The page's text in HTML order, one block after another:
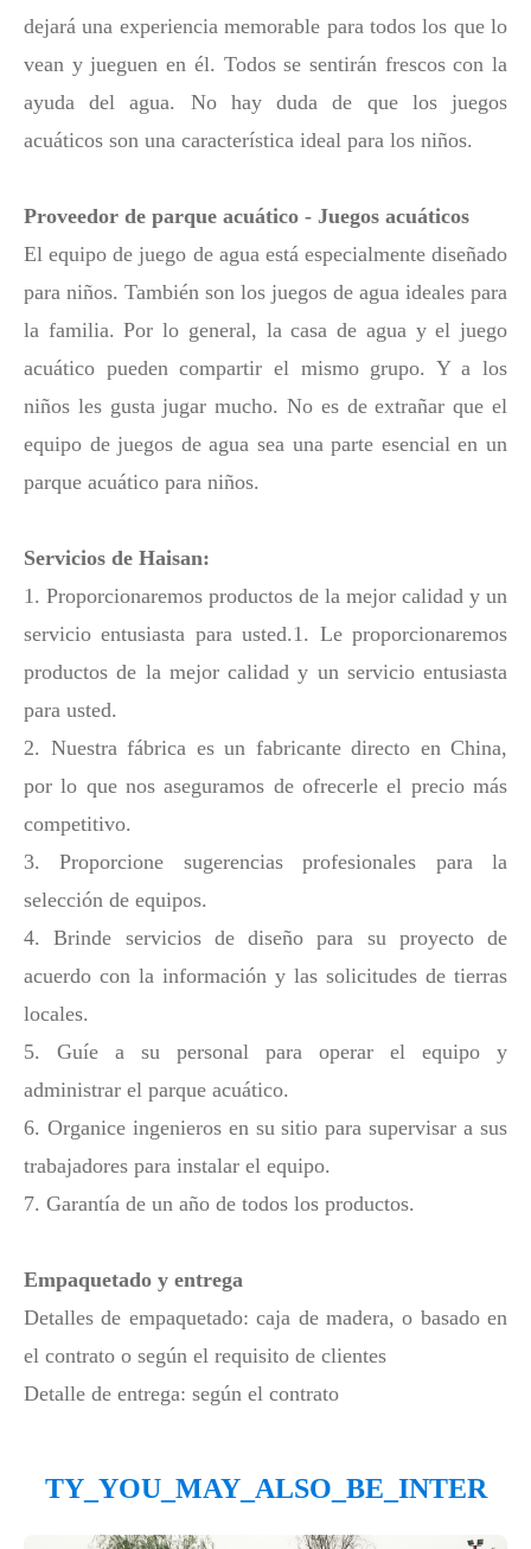
dejará una experiencia memorable para todos los que lo
vean y jueguen en él. Todos se sentirán frescos con la
ayuda del agua. No hay duda de que los juegos
acuáticos son una característica ideal para los niños.
Proveedor de parque acuático - Juegos acuáticos
El equipo de juego de agua está especialmente diseñado
para niños. También son los juegos de agua ideales para
la familia. Por lo general, la casa de agua y el juego
acuático pueden compartir el mismo grupo. Y a los
niños les gusta jugar mucho. No es de extrañar que el
equipo de juegos de agua sea una parte esencial en un
parque acuático para niños.
Servicios de Haisan:
1. Proporcionaremos productos de la mejor calidad y un
servicio entusiasta para usted.1. Le proporcionaremos
productos de la mejor calidad y un servicio entusiasta
para usted.
2. Nuestra fábrica es un fabricante directo en China,
por lo que nos aseguramos de ofrecerle el precio más
competitivo.
3. Proporcione sugerencias profesionales para la
selección de equipos.
4. Brinde servicios de diseño para su proyecto de
acuerdo con la información y las solicitudes de tierras
locales.
5. Guíe a su personal para operar el equipo y
administrar el parque acuático.
6. Organice ingenieros en su sitio para supervisar a sus
trabajadores para instalar el equipo.
7. Garantía de un año de todos los productos.
Empaquetado y entrega
Detalles de empaquetado: caja de madera, o basado en
el contrato o según el requisito de clientes
Detalle de entrega: según el contrato
TY_YOU_MAY_ALSO_BE_INTER